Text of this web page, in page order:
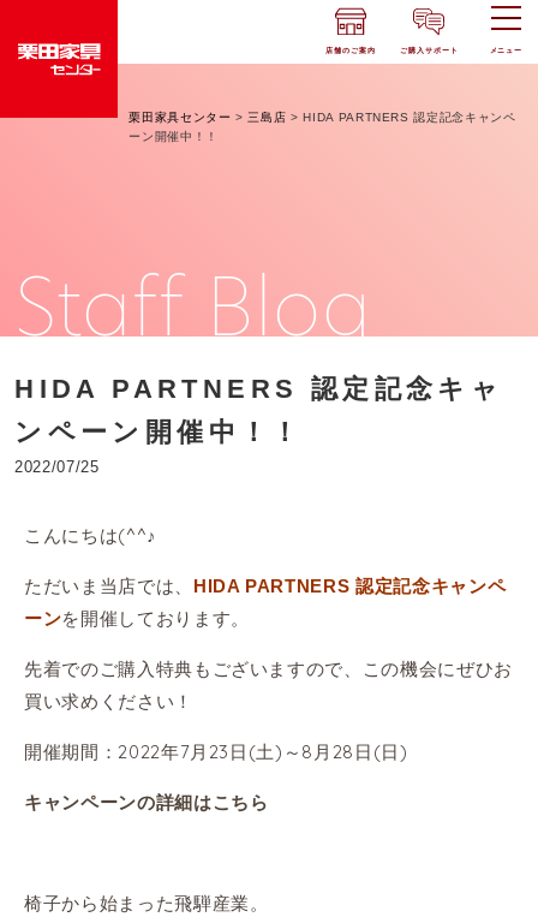
店舗のご案内 ご購入サポート メニュー
栗田家具センター > 三島店 >HIDA PARTNERS 認定記念キャンペ
ーン開催中！！
Staff Blog
HIDA PARTNERS 認定記念キャ
ンペーン開催中！！
2022/07/25
こんにちは(^^♪
ただいま当店では、
HIDA PARTNERS 認定記念キャンペ
ーンを開催しております。
先着でのご購入特典もございますので、この機会にぜひお
買い求めください！
開催期間：2022年7月23日(土)～8月28日(日)
キャンペーンの詳細はこちら
椅子から始まった飛騨産業。